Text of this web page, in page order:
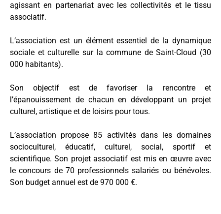
agissant en partenariat avec les collectivités et le tissu
associatif.
L’association est un élément essentiel de la dynamique
sociale et culturelle sur la commune de Saint-Cloud (30
000 habitants).
Son objectif est de favoriser la rencontre et
l’épanouissement de chacun en développant un projet
culturel, artistique et de loisirs pour tous.
L’association propose 85 activités dans les domaines
socioculturel, éducatif, culturel, social, sportif et
scientifique. Son projet associatif est mis en œuvre avec
le concours de 70 professionnels salariés ou bénévoles.
Son budget annuel est de 970 000 €.